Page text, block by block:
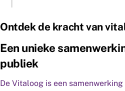
Ontdek de kracht van
Een unieke
publiek
De Vitaloog is een